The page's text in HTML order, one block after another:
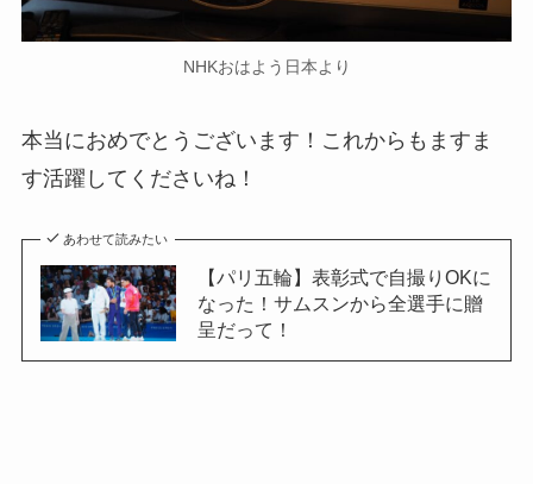
NHKおはよう日本より
本当におめでとうございます！これからもますま
す活躍してくださいね！
あわせて読みたい
【パリ五輪】表彰式で自撮りOKに
なった！サムスンから全選手に贈
呈だって！